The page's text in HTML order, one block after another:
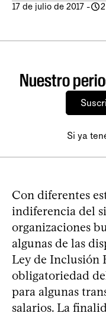
17 de julio de 2017 -
Nuestro
Si ya
Con diferentes
indiferencia del
organizaciones
algunas de las
Ley de Inclusión
obligatoriedad
para algunas
salarios. La